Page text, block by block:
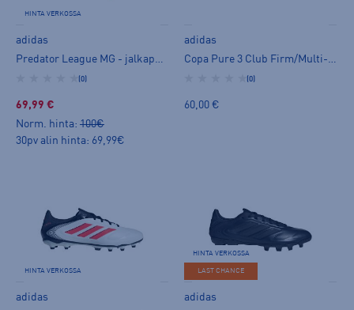
HINTA VERKOSSA
adidas
Predator League MG - jalkapallokengät (MG)
(0)
69,99 €
Norm. hinta: 100€
30pv alin hinta: 69,99€
adidas
Copa Pure 3 Club Firm/Multi-Ground Boots - jalkapallokengät (MG)
(0)
60,00 €
HINTA VERKOSSA
adidas
HINTA VERKOSSA
LAST CHANCE
adidas